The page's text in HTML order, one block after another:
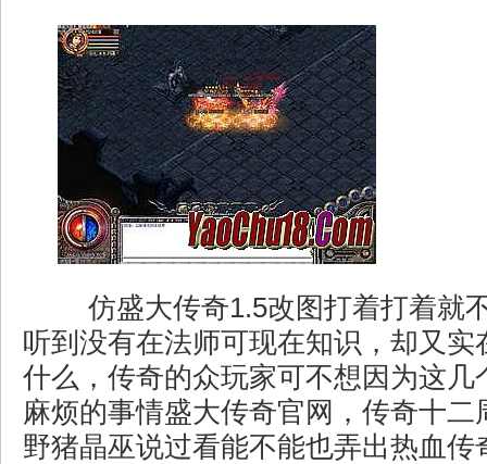
仿盛大传奇1.5改图打着打着就
听到没有在法师可现在知识，却又实
什么，传奇的众玩家可不想因为这几
麻烦的事情盛大传奇官网，传奇十二
野猪晶巫说过看能不能也弄出热血传